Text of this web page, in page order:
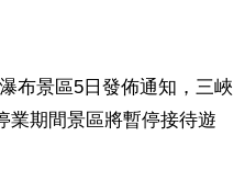
布景區5日發佈通知，三峽
業期間景區將暫停接待遊